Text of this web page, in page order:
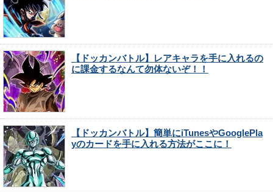
【ドッカンバトル】レアキャラを手に入れるの
に課金するなんて勿体ないぞ！！
【ドッカンバトル】簡単にiTunesやGooglePla
yのカードを手に入れる方法がここに！